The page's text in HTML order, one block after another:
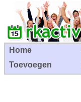
Home
Toevoegen